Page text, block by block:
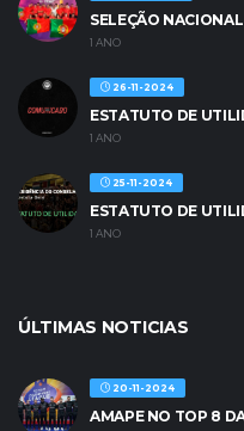
SELEÇÃO
1 ANO
26-11-2024
ESTATUTO DE
1 ANO
25-11-2024
ESTATUTO DE
1 ANO
ÚLTIMAS NOTICIAS
20-11-2024
AMAPE NO TOP 8